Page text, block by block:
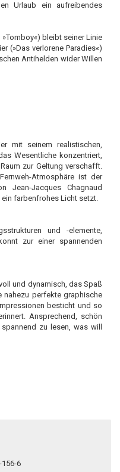
Urlaub ein aufreibendes
bleibt seiner Linie
(»Das verlorene Paradies«)
Antihelden wider Willen
mit seinem realistischen,
Wesentliche konzentriert,
zur Geltung verschafft.
Atmosphäre ist der
Jean-Jacques Chagnaud
farbenfrohes Licht setzt.
und -elemente,
zur einer spannenden
und dynamisch, das Spaß
nahezu perfekte graphische
besticht und so
Ansprechend, schön
zu lesen, was will
156-6